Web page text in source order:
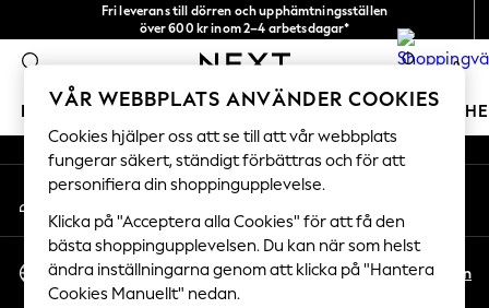
Fri leverans till dörren och upphämtningsställen
över 600 kr inom 2–4 arbetsdagar*
0
FLICKOR POJKAR BABY DAMER HERRAR
GIRLS
New In
50 - 92cm
98 - 110cm
116 - 134cm
140 - 174cm
An error occurred on client
Våra sociala nätverk
Mitt konto
Logga in på ditt konto
Välj Språk
Svenska
Sv En
VÅR WEBBPLATS ANVÄNDER COOKIES
Cookies hjälper oss att se till att vår webbplats
fungerar säkert, ständigt förbättras och för att
personifiera din shoppingupplevelse.
Klicka på "Acceptera alla Cookies" för att få den
bästa shoppingupplevelsen. Du kan när som helst
ändra inställningarna genom att klicka på "Hantera
Cookies Manuellt" nedan.